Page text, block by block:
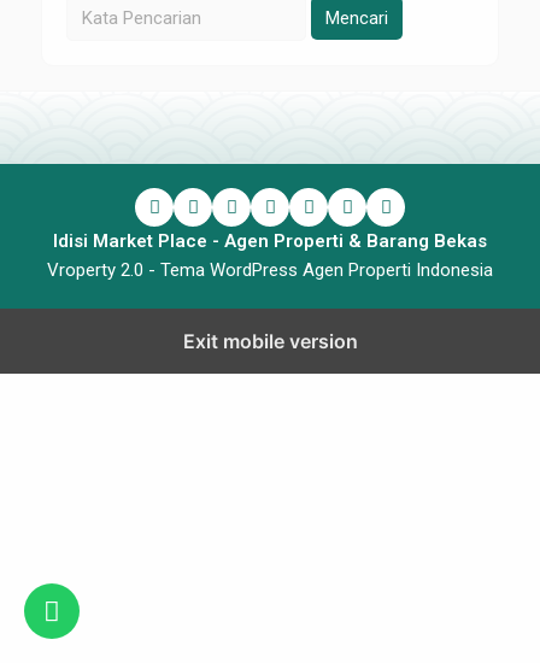
Mencari
Idisi Market Place - Agen Properti & Barang Bekas
Vroperty 2.0 - Tema WordPress Agen Properti Indonesia
Exit mobile version